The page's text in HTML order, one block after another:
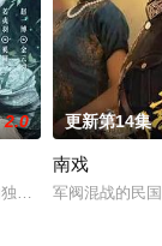
科三元及第入翰林院
2.0
家连载漫画《吾凰在
更新第14集
南戏
军阀混战的民